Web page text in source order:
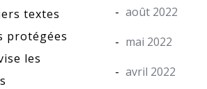
textes
protégées
les
août 2022
mai 2022
avril 2022